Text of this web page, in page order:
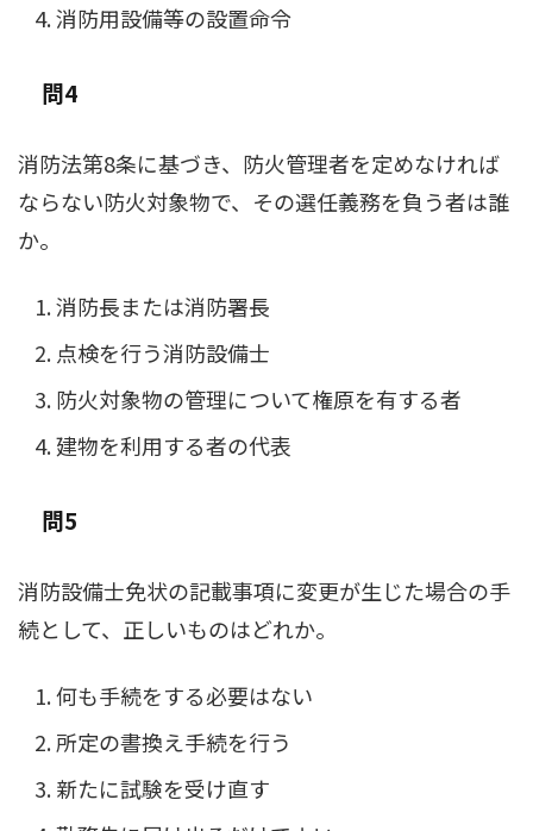
消防用設備等の設置命令
問4
消防法第8条に基づき、防火管理者を定めなければ
ならない防火対象物で、その選任義務を負う者は誰
か。
消防長または消防署長
点検を行う消防設備士
防火対象物の管理について権原を有する者
建物を利用する者の代表
問5
消防設備士免状の記載事項に変更が生じた場合の手
続として、正しいものはどれか。
何も手続をする必要はない
所定の書換え手続を行う
新たに試験を受け直す